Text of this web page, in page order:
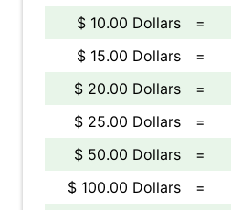
$ 10.00 Dollars
=
$ 15.00 Dollars
=
$ 20.00 Dollars
=
$ 25.00 Dollars
=
$ 50.00 Dollars
=
$ 100.00 Dollars
=